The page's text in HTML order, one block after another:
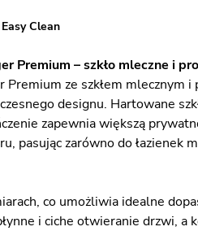
Clean
Premium – szkło mleczne i
ze szkłem mlecznym
designu. Hartowane
zapewnia większą
pasując zarówno do łazienek
co umożliwia idealne
i ciche otwieranie drzwi,